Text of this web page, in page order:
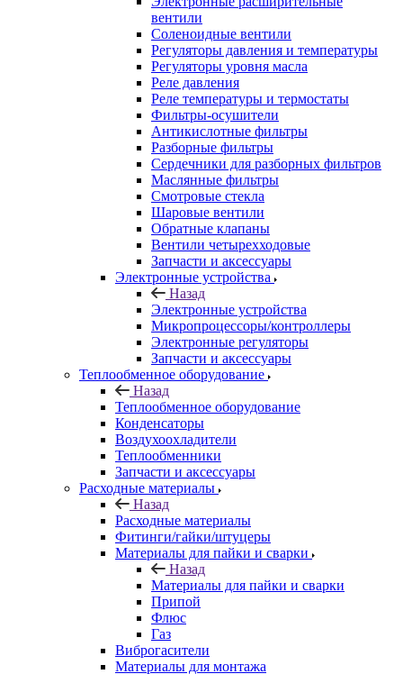
вентили
Соленоидные вентили
Регуляторы давления и температуры
Регуляторы уровня масла
Реле давления
Реле температуры и термостаты
Фильтры-осушители
Антикислотные фильтры
Разборные фильтры
Сердечники для разборных фильтров
Маслянные фильтры
Смотровые стекла
Шаровые вентили
Обратные клапаны
Вентили четырехходовые
Запчасти и аксессуары
Электронные устройства
Назад
Электронные устройства
Микропроцессоры/контроллеры
Электронные регуляторы
Запчасти и аксессуары
Теплообменное оборудование
Назад
Теплообменное оборудование
Конденсаторы
Воздухоохладители
Теплообменники
Запчасти и аксессуары
Расходные материалы
Назад
Расходные материалы
Фитинги/гайки/штуцеры
Материалы для пайки и сварки
Назад
Материалы для пайки и сварки
Припой
Флюс
Газ
Виброгасители
Материалы для монтажа